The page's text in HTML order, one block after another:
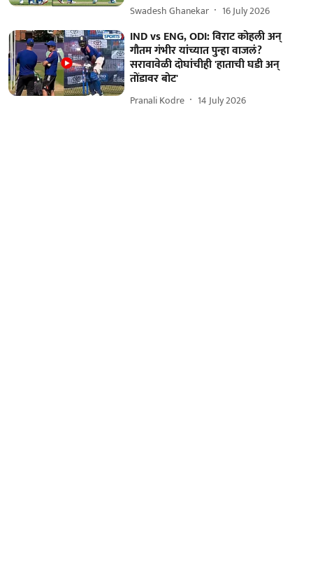
Swadesh Ghanekar 16 July 2026
IND vs ENG, ODI: विराट कोहली अन्
गौतम गंभीर यांच्यात पुन्हा वाजलं?
सरावावेळी दोघांचीही 'हाताची घडी अन्
तोंडावर बोट'
Pranali Kodre 14 July 2026